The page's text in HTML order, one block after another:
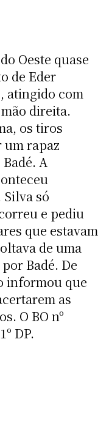
Oeste quase
de Eder
atingido com
direita.
os tiros
rapaz
A
só
e pediu
que estavam
de uma
Badé. De
informou que
as
BO nº
DP.